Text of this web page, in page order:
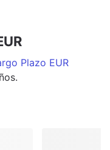
Plazo EUR